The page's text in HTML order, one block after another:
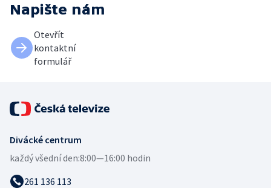
Napište nám
Otevřít
kontaktní
formulář
Divácké centrum
každý všední den:8:00—16:00 hodin
261 136 113